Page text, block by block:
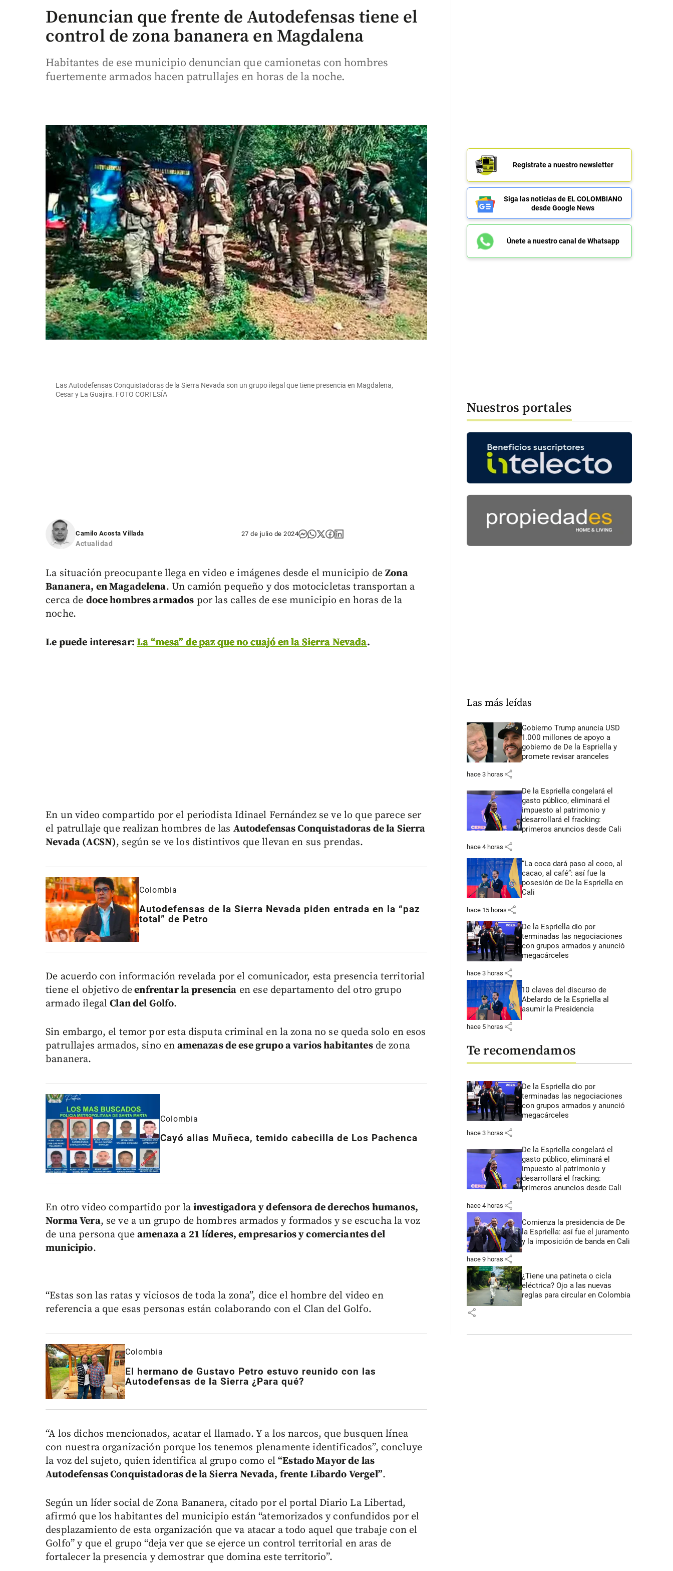
Denuncian que frente de Autodefensas tiene el
control de zona bananera en Magdalena
Habitantes de ese municipio denuncian que camionetas con hombres
fuertemente armados hacen patrullajes en horas de la noche.
Las Autodefensas Conquistadoras de la Sierra Nevada son un grupo ilegal que tiene presencia en Magdalena,
Cesar y La Guajira. FOTO CORTESÍA
Camilo Acosta Villada
Actualidad
27 de julio de 2024
La situación preocupante llega en video e imágenes desde el municipio deZona
Bananera, en Magadelena. Un camión pequeño y dos motocicletas transportan a
cerca de doce hombres armados por las calles de ese municipio en horas de la
noche.
Le puede interesar:La “mesa” de paz que no cuajó en la Sierra Nevada.
En un video compartido por el periodista Idinael Fernández se ve lo que parece ser
el patrullaje que realizan hombres de las Autodefensas Conquistadoras de la Sierra
Nevada (ACSN), según se ve los distintivos que llevan en sus prendas.
Colombia
Autodefensas de la Sierra Nevada piden entrada en la “paz
total” de Petro
De acuerdo con información revelada por el comunicador, esta presencia territorial
tiene el objetivo deenfrentar la presencia en ese departamento del otro grupo
armado ilegalClan del Golfo.
Sin embargo, el temor por esta disputa criminal en la zona no se queda solo en esos
patrullajes armados, sino en amenazas de ese grupo a varios habitantesde zona
bananera.
Colombia
Cayó alias Muñeca, temido cabecilla de Los Pachenca
En otro video compartido por la investigadora y defensora de derechos humanos,
Norma Vera, se ve a un grupo de hombres armados y formados y se escucha la voz
de una persona queamenaza a 21 líderes, empresarios y comerciantes del
municipio.
“Estas son las ratas y viciosos de toda la zona”, dice el hombre del video en
referencia a que esas personas están colaborando con el Clan del Golfo.
Colombia
El hermano de Gustavo Petro estuvo reunido con las
Autodefensas de la Sierra ¿Para qué?
“A los dichos mencionados, acatar el llamado. Y a los narcos, que busquen línea
con nuestra organización porque los tenemos plenamente identificados”, concluye
la voz del sujeto, quien identifica al grupo como el“Estado Mayor de las
Autodefensas Conquistadoras de la Sierra Nevada, frente Libardo Vergel”.
Según un líder social de Zona Bananera, citado por el portal Diario La Libertad,
afirmó que los habitantes del municipio están “atemorizados y confundidos por el
desplazamiento de esta organización que va atacar a todo aquel que trabaje con el
Golfo” y que el grupo “deja ver que se ejerce un control territorial en aras de
fortalecer la presencia y demostrar que domina este territorio”.
Regístrate a nuestro newsletter
Siga las noticias de EL COLOMBIANO
desde Google News
Únete a nuestro canal de Whatsapp
Nuestros portales
Las más leídas
Gobierno Trump anuncia USD
1.000 millones de apoyo a
gobierno de De la Espriella y
promete revisar aranceles
hace 3 horas share
De la Espriella congelará el
gasto público, eliminará el
impuesto al patrimonio y
desarrollará el fracking:
primeros anuncios desde Cali
hace 4 horas share
“La coca dará paso al coco, al
cacao, al café”: así fue la
posesión de De la Espriella en
Cali
hace 15 horas share
De la Espriella dio por
terminadas las negociaciones
con grupos armados y anunció
megacárceles
hace 3 horas share
10 claves del discurso de
Abelardo de la Espriella al
asumir la Presidencia
hace 5 horas share
Te recomendamos
De la Espriella dio por
terminadas las negociaciones
con grupos armados y anunció
megacárceles
hace 3 horas share
De la Espriella congelará el
gasto público, eliminará el
impuesto al patrimonio y
desarrollará el fracking:
primeros anuncios desde Cali
hace 4 horas share
Comienza la presidencia de De
la Espriella: así fue el juramento
y la imposición de banda en Cali
hace 9 horas share
¿Tiene una patineta o cicla
eléctrica? Ojo a las nuevas
reglas para circular en Colombia
share